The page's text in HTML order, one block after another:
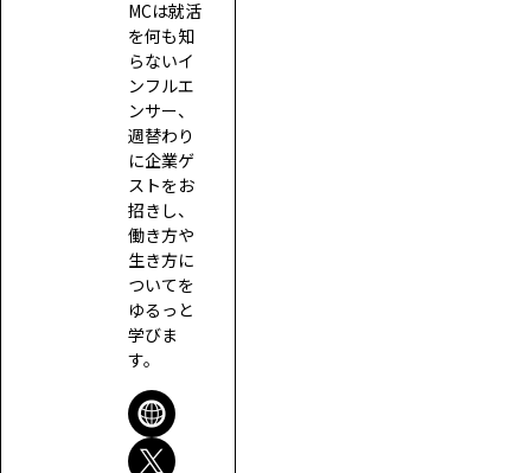
MCは就活
を何も知
らないイ
ンフルエ
ンサー、
週替わり
に企業ゲ
ストをお
招きし、
働き方や
生き方に
ついてを
ゆるっと
学びま
す。